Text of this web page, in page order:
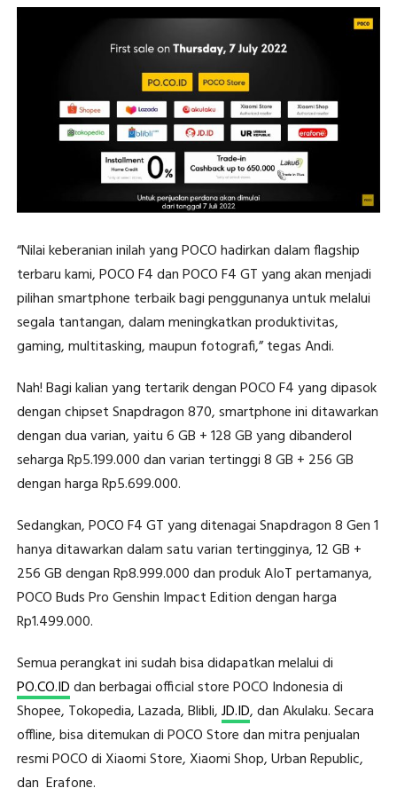
“Nilai keberanian inilah yang POCO hadirkan dalam flagship
terbaru kami, POCO F4 dan POCO F4 GT yang akan menjadi
pilihan smartphone terbaik bagi penggunanya untuk melalui
segala tantangan, dalam meningkatkan produktivitas,
gaming, multitasking, maupun fotografi,” tegas Andi.
Nah! Bagi kalian yang tertarik dengan POCO F4 yang dipasok
dengan chipset Snapdragon 870, smartphone ini ditawarkan
dengan dua varian, yaitu 6 GB + 128 GB yang dibanderol
seharga Rp5.199.000 dan varian tertinggi 8 GB + 256 GB
dengan harga Rp5.699.000.
Sedangkan, POCO F4 GT yang ditenagai Snapdragon 8 Gen 1
hanya ditawarkan dalam satu varian tertingginya, 12 GB +
256 GB dengan Rp8.999.000 dan produk AIoT pertamanya,
POCO Buds Pro Genshin Impact Edition dengan harga
Rp1.499.000.
Semua perangkat ini sudah bisa didapatkan melalui di
PO.CO.IDdan berbagai official store POCO Indonesia di
Shopee, Tokopedia, Lazada, Blibli,JD.ID, dan Akulaku. Secara
offline, bisa ditemukan di POCO Store dan mitra penjualan
resmi POCO di Xiaomi Store, Xiaomi Shop, Urban Republic,
dan Erafone.